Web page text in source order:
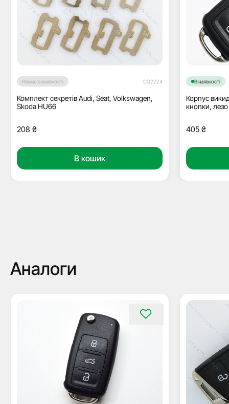
Немає в наявності CG2224
Комплект секретів Audi, Seat, Volkswagen,
Skoda HU66
208 ₴
В кошик
В наявності
Корпус
кнопки, лезо
405 ₴
Аналоги